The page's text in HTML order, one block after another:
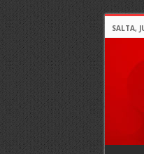
SALTA,